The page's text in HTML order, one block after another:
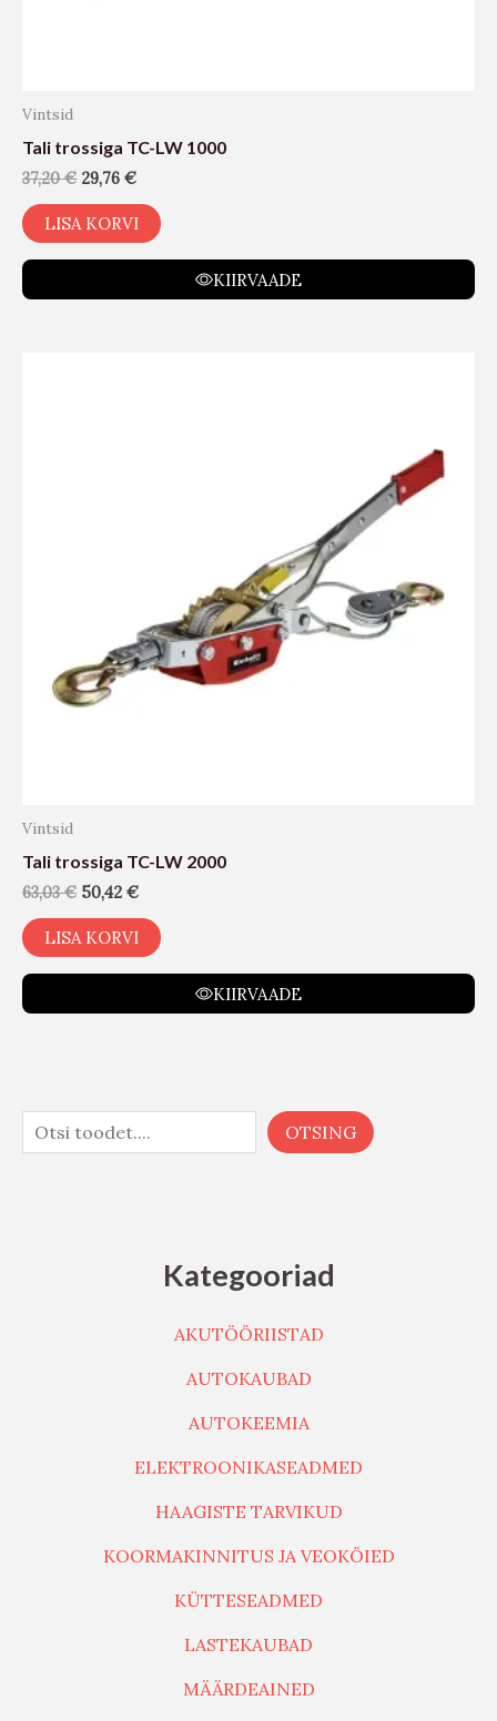
OTSING
Kategooriad
AKUTÖÖRIISTAD
AUTOKAUBAD
AUTOKEEMIA
ELEKTROONIKASEADMED
HAAGISTE TARVIKUD
KOORMAKINNITUS JA VEOKÖIED
KÜTTESEADMED
LASTEKAUBAD
MÄÄRDEAINED
Vintsid
Tali trossiga TC-LW 1000
37,20€ 29,76 €
LISA KORVI
KIIRVAADE
Vintsid
Tali trossiga TC-LW 2000
63,03€ 50,42 €
LISA KORVI
KIIRVAADE